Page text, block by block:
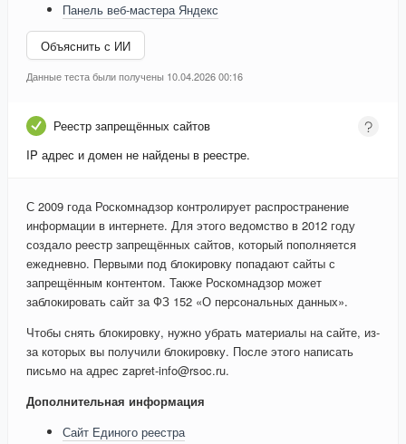
Панель веб-мастера Яндекс
Объяснить с ИИ
Данные теста были получены 10.04.2026 00:16
Реестр запрещённых сайтов
IP адрес и домен не найдены в реестре.
С 2009 года Роскомнадзор контролирует распространение
информации в интернете. Для этого ведомство в 2012 году
создало реестр запрещённых сайтов, который пополняется
ежедневно. Первыми под блокировку попадают сайты с
запрещённым контентом. Также Роскомнадзор может
заблокировать сайт за ФЗ 152 «О персональных данных».
Чтобы снять блокировку, нужно убрать материалы на сайте, из-
за которых вы получили блокировку. После этого написать
письмо на адрес zapret-info@rsoc.ru.
Дополнительная информация
Сайт Единого реестра